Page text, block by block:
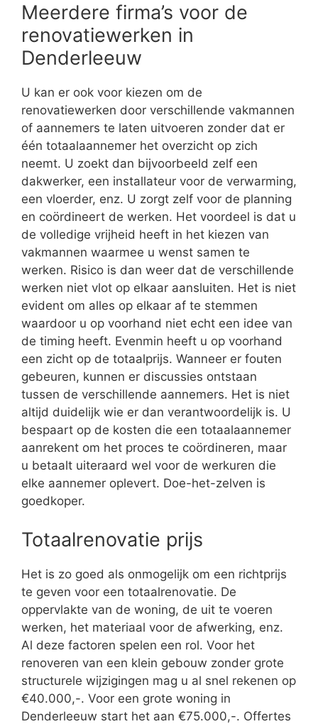
Meerdere firma’s voor de
renovatiewerken in
Denderleeuw
U kan er ook voor kiezen om de
renovatiewerken door verschillende vakmannen
of aannemers te laten uitvoeren zonder dat er
één totaalaannemer het overzicht op zich
neemt. U zoekt dan bijvoorbeeld zelf een
dakwerker, een installateur voor de verwarming,
een vloerder, enz. U zorgt zelf voor de planning
en coördineert de werken. Het voordeel is dat u
de volledige vrijheid heeft in het kiezen van
vakmannen waarmee u wenst samen te
werken. Risico is dan weer dat de verschillende
werken niet vlot op elkaar aansluiten. Het is niet
evident om alles op elkaar af te stemmen
waardoor u op voorhand niet echt een idee van
de timing heeft. Evenmin heeft u op voorhand
een zicht op de totaalprijs. Wanneer er fouten
gebeuren, kunnen er discussies ontstaan
tussen de verschillende aannemers. Het is niet
altijd duidelijk wie er dan verantwoordelijk is. U
bespaart op de kosten die een totaalaannemer
aanrekent om het proces te coördineren, maar
u betaalt uiteraard wel voor de werkuren die
elke aannemer oplevert. Doe-het-zelven is
goedkoper.
Totaalrenovatie prijs
Het is zo goed als onmogelijk om een richtprijs
te geven voor een totaalrenovatie. De
oppervlakte van de woning, de uit te voeren
werken, het materiaal voor de afwerking, enz.
Al deze factoren spelen een rol. Voor het
renoveren van een klein gebouw zonder grote
structurele wijzigingen mag u al snel rekenen op
€40.000,-. Voor een grote woning in
Denderleeuw start het aan €75.000,-. Offertes